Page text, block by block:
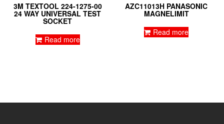
3M TEXTOOL 224-1275-00
24 WAY UNIVERSAL TEST
SOCKET
Read more
AZC11013H PANASONIC
MAGNELIMIT
Read more